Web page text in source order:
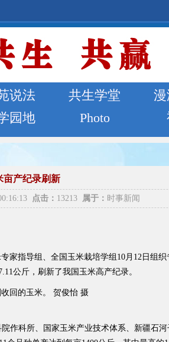
说法 共生学堂
园地 Photo
亩产纪录刷新
点击： 13213 属于： 时事新闻
指导组、全国玉米栽培学组10月12日组
公斤，刷新了我国玉米高产纪录。
科所、国家玉米产业技术体系、新疆石